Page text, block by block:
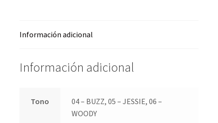
Información adicional
Información adicional
Tono
04 – BUZZ, 05 – JESSIE, 06 –
WOODY